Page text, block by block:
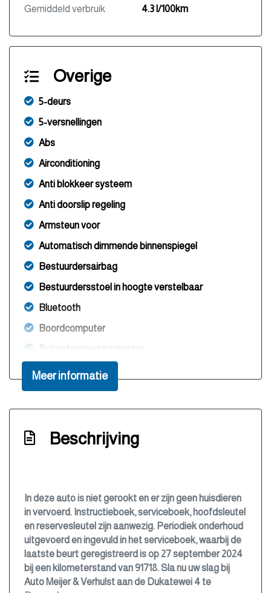
Gemiddeld verbruik
4.3 l/100km
Overige
5-deurs
5-versnellingen
Abs
Airconditioning
Anti blokkeer systeem
Anti doorslip regeling
Armsteun voor
Automatisch dimmende binnenspiegel
Bestuurdersairbag
Bestuurdersstoel in hoogte verstelbaar
Bluetooth
Boordcomputer
Buitentemperatuurmeter
Bumpers en spiegels in carrosseriekleur
Bumpers in carrosseriekleur
Centrale deurvergrendeling met
Climate control (airconditioning)
Elektrisch bedienbare ramen
Elektronisch stabiliteits programma
Elektronische remkrachtverdeling
Hoofd airbag(s) achter
Hoofd airbag(s) voor
Meer informatie
Beschrijving
In deze auto is niet gerookt en er zijn geen huisdieren
in vervoerd. Instructieboek, serviceboek, hoofdsleutel
en reservesleutel zijn aanwezig. Periodiek onderhoud
uitgevoerd en ingevuld in het serviceboek, waarbij de
laatste beurt geregistreerd is op 27 september 2024
bij een kilometerstand van 91718. Sla nu uw slag bij
Auto Meijer & Verhulst aan de Dukatewei 4 te